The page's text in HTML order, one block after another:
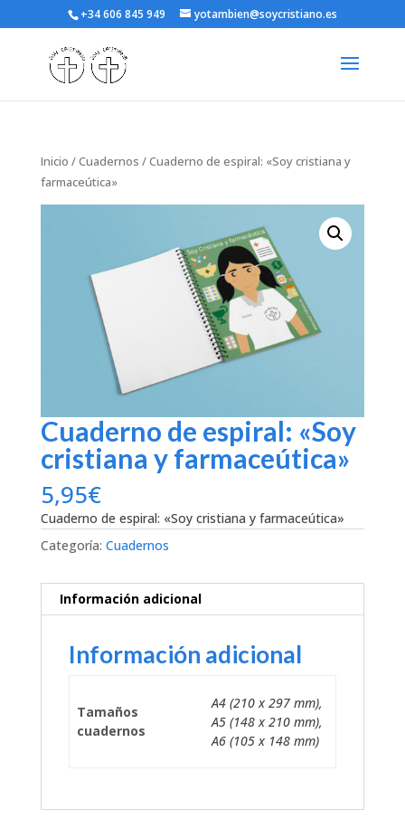
+34 606 845 949 yotambien@soycristiano.es
Inicio /Cuadernos / Cuaderno de espiral: «Soy cristiana y
farmaceútica»
Cuaderno de espiral: «Soy
cristiana y farmaceútica»
5,95€
Cuaderno de espiral: «Soy cristiana y farmaceútica»
Categoría: Cuadernos
Información adicional
Información adicional
Tamaños
cuadernos
A4 (210 x 297 mm),
A5 (148 x 210 mm),
A6 (105 x 148 mm)